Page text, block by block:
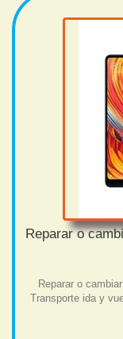
Reparar o
Reparar o
Transporte ida y